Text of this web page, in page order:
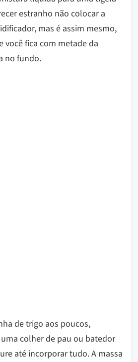
estranho não colocar a
mas é assim mesmo,
você fica com metade da
no fundo.
de trigo aos poucos,
colher de pau ou batedor
até incorporar tudo. A massa